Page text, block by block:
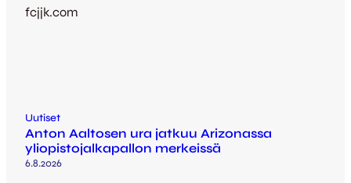
fcjjk.com
Uutiset
Anton Aaltosen ura jatkuu Arizonassa
yliopistojalkapallon merkeissä
6.8.2026